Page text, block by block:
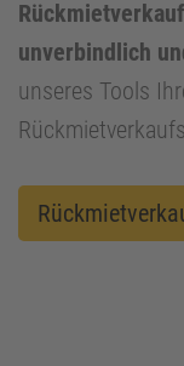
unverbindlich
unseres Tools